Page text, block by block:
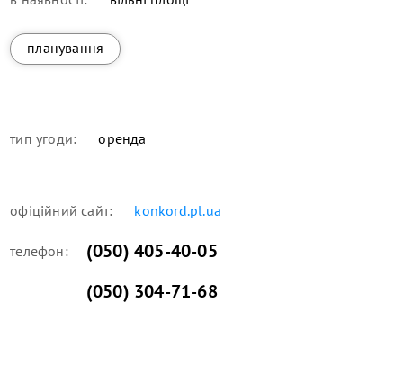
планування
тип угоди: оренда
офіційний сайт: konkord.pl.ua
телефон:
(050) 405-40-05
(050) 304-71-68